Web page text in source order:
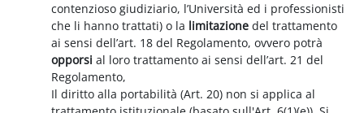
contenzioso giudiziario, l’Università ed i professionisti
che li hanno trattati) o la limitazione del trattamento
ai sensi dell’art. 18 del Regolamento, ovvero potrà
opporsi al loro trattamento ai sensi dell’art. 21 del
Regolamento,
Il diritto alla portabilità (Art. 20) non si applica al